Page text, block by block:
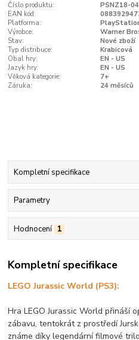
Číslo produktu:
PSNZ18-
EAN kód:
Platforma:
Výrobce:
Warner
Stav:
Nové zboží
Typ distribuce:
Krabicová
Obal hry:
EN - US
Jazyk hry:
EN - US
Věková kategorie:
7+
Záruka:
24 měsíců
Kompletní specifikace
Parametry
Hodnocení 1
Kompletní specifikace
LEGO Jurassic World (PS3):
Hra LEGO Jurassic World přináší
zábavu, tentokrát z prostředí
známe díky legendární filmové